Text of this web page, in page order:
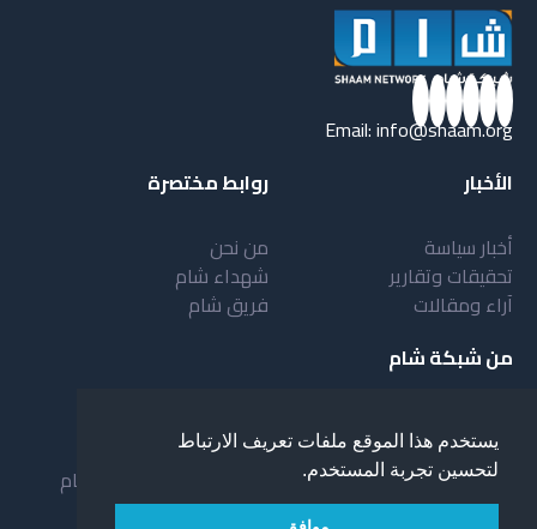
يستخدم هذا الموقع ملفات تعريف الارتباط
لتحسين تجربة المستخدم.
Email:info@shaam.org
الأخبار
أخبار سياسة
تحقيقات وتقارير
آراء ومقالات
روابط مختصرة
من نحن
شهداء شام
فريق شام
من شبكة شام
أهداف شبكة شام
خدمات شبكة شام
المستفيدون من الشبكة
لمحة عن شبكة شبام
بنية شبكة شام
مقدمة عن شبكة شام
نظام العمل في شبكة شام